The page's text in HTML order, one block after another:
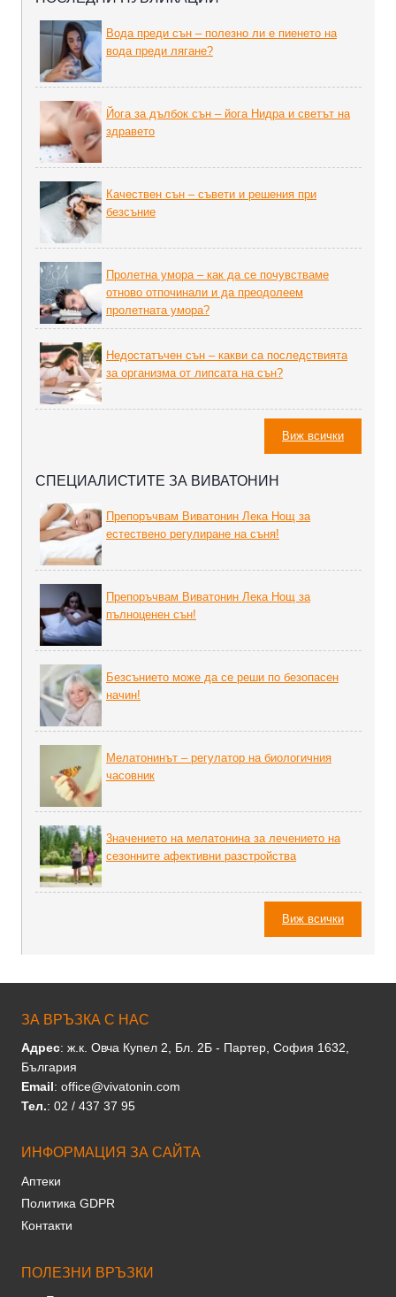
Вода преди сън – полезно ли е пиенето на
вода преди лягане?
Йога за дълбок сън – йога Нидра и светът на
здравето
Качествен сън – съвети и решения при
безсъние
Пролетна умора – как да се почувстваме
отново отпочинали и да преодолеем
пролетната умора?
Недостатъчен сън – какви са последствията
за организма от липсата на сън?
Виж всички
СПЕЦИАЛИСТИТЕ ЗА ВИВАТОНИН
Препоръчвам Виватонин Лека Нощ за
естествено регулиране на съня!
Препоръчвам Виватонин Лека Нощ за
пълноценен сън!
Безсънието може да се реши по безопасен
начин!
Мелатонинът – регулатор на биoлoгичния
часовник
3начението на мелатонина за лечението на
сезонните афективни разстройства
Виж всички
ЗА ВРЪЗКА С НАС
Адрес: ж.к. Овча Купел 2, Бл. 2Б - Партер, София 1632,
България
Email: office@vivatonin.com
Тел.: 02 / 437 37 95
ИНФОРМАЦИЯ ЗА САЙТА
Аптеки
Политика GDPR
Контакти
ПОЛЕЗНИ ВРЪЗКИ